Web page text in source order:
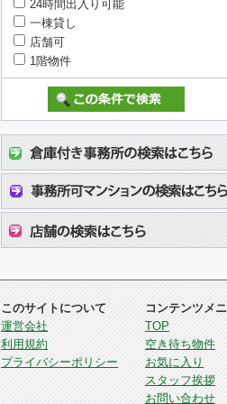
24時間出入り可能
一棟貸し
店舗可
1階物件
このサイトについて
運営会社
利用規約
プライバシーポリシー
コンテンツメ
TOP
空き待ち物件
お気に入り
スタッフ挨拶
お問い合わせ